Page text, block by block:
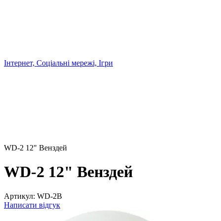
Інтернет, Соціальні мережі, Ігри
WD-2 12" Венздей
WD-2 12" Венздей
Артикул: WD-2B
Написати відгук